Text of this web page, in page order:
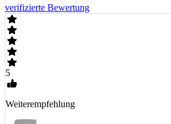
verifizierte Bewertung
5
Weiterempfehlung